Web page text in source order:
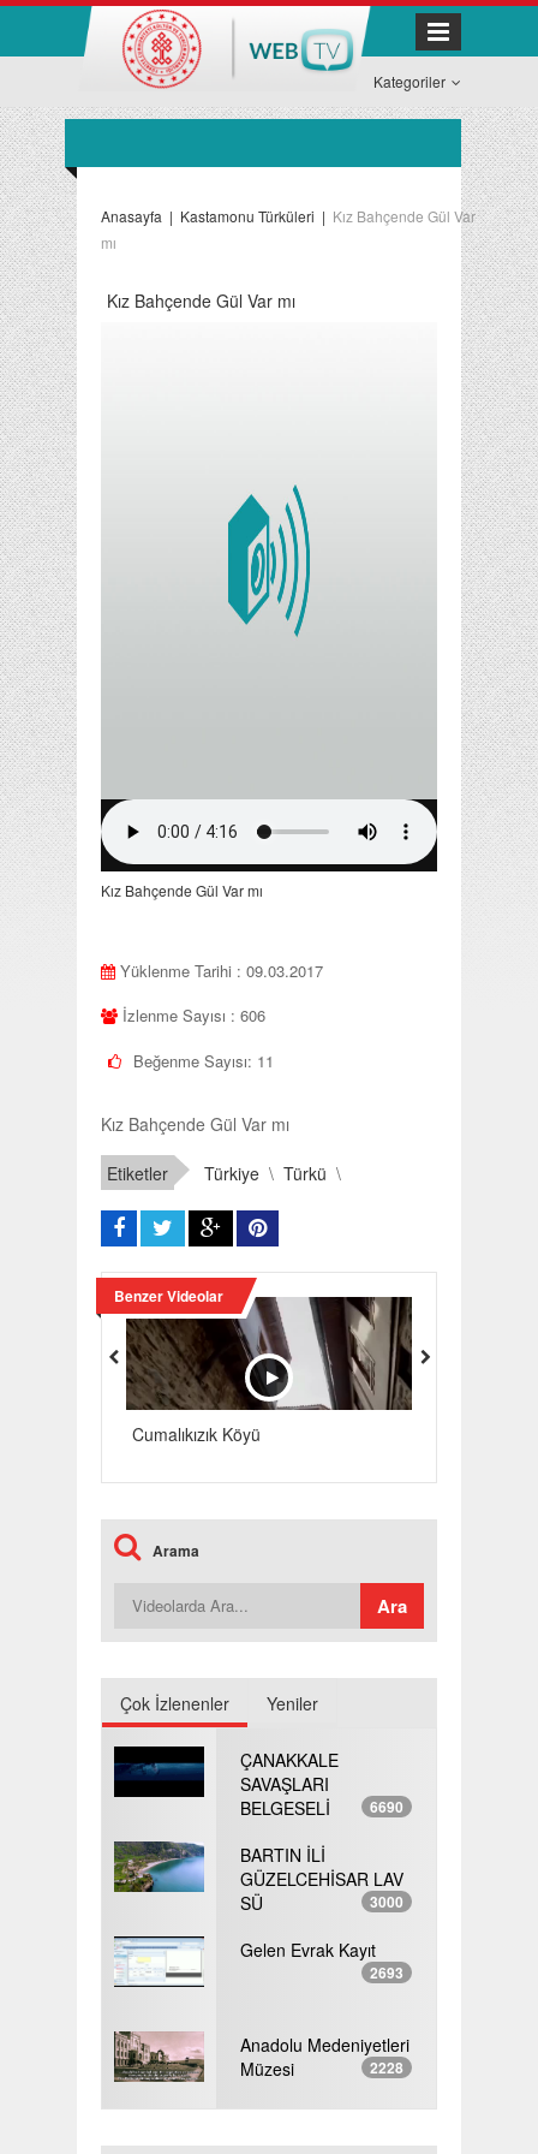
Kategoriler
Anasayfa | Kastamonu Türküleri | Kız Bahçende Gül Var
mı
Kız Bahçende Gül Var mı
Kız Bahçende Gül Var mı
Yüklenme Tarihi : 09.03.2017
İzlenme Sayısı : 606
Beğenme Sayısı: 11
Kız Bahçende Gül Var mı
Etiketler Türkiye \ Türkü \
Benzer Videolar
Cumalıkızık Köyü
Arama
Çok İzlenenler Yeniler
ÇANAKKALE
SAVAŞLARI
BELGESELİ
6690
BARTIN İLİ
GÜZELCEHİSAR LAV
SÜ
3000
Gelen Evrak Kayıt
2693
Anadolu Medeniyetleri
Müzesi
2228